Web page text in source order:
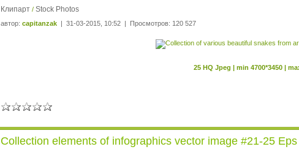
Клипарт / Stock Photos
автор: capitanzak | 31-03-2015, 10:52 | Просмотров: 120 527
25 HQ Jpeg | min 4700*3450 |
Collection elements of infographics vector image #21-25 Eps